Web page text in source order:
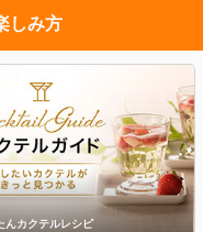
しみ方
んカクテルレシピ